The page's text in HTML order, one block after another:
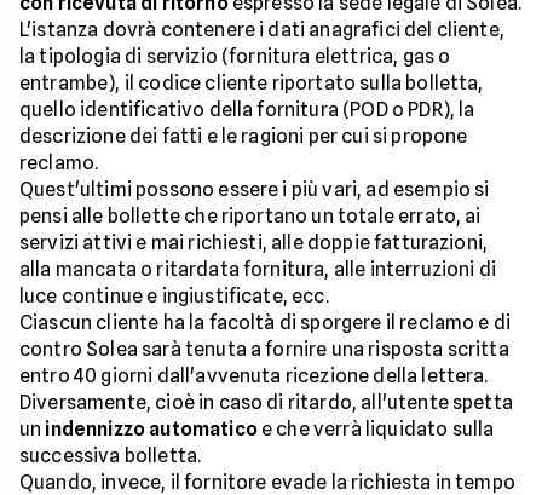
L'istanza dovrà contenere i dati anagrafici del cliente,
la tipologia di servizio (fornitura elettrica, gas o
entrambe), il codice cliente riportato sulla bolletta,
quello identificativo della fornitura (POD o PDR), la
descrizione dei fatti e le ragioni per cui si propone
reclamo.
Quest'ultimi possono essere i più vari, ad esempio si
pensi alle bollette che riportano un totale errato, ai
servizi attivi e mai richiesti, alle doppie fatturazioni,
alla mancata o ritardata fornitura, alle interruzioni di
luce continue e ingiustificate, ecc.
Ciascun cliente ha la facoltà di sporgere il reclamo e di
contro Solea sarà tenuta a fornire una risposta scritta
entro 40 giorni dall'avvenuta ricezione della lettera.
Diversamente, cioè in caso di ritardo, all'utente spetta
un indennizzo automaticoe che verrà liquidato sulla
successiva bolletta.
Quando, invece, il fornitore evade la richiesta in tempo